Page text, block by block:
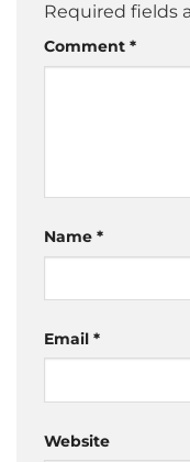
Required fields
Comment *
Name *
Email *
Website